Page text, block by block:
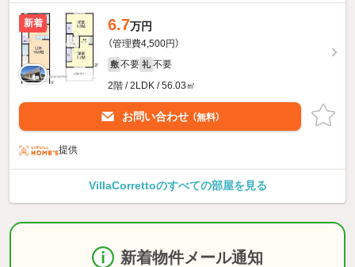
新着 6.7万円
（管理費4,500円）
敷 不要 礼 不要
2階 / 2LDK / 56.03㎡
お問い合わせ （無料）
提供
VillaCorrettoのすべての部屋を見る
新着物件メール通知